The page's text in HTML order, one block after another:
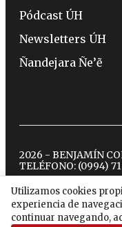
Utilizamos cookies
experiencia de
continuar navegando,
Pódcast ÚH
Newsletters ÚH
Ñandejara Ñe’ẽ
2026 - BENJAMÍN
TELÉFONO: (0994)
twitter